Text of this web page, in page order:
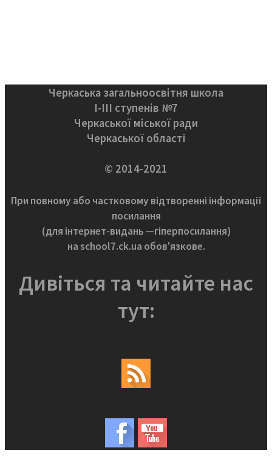
Черкаська загальноосвітня школа
І-ІІІ ступенів №7
Черкаської міської ради
Черкаської області
© 2014-2021
При повному або частковому відтворенні інформації
посилання
(для інтернет-видань —гіперпосилання)
на school7.ck.ua обов'язкове.
Дивіться та читайте нас
тут: